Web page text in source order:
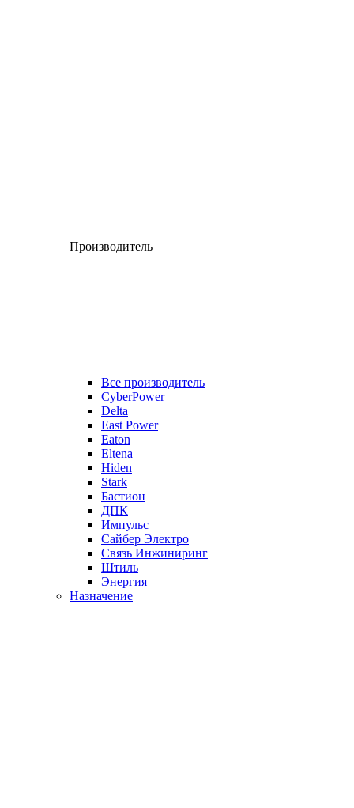
Производитель
Все производитель
CyberPower
Delta
East Power
Eaton
Eltena
Hiden
Stark
Бастион
ДПК
Импульс
Сайбер Электро
Связь Инжиниринг
Штиль
Энергия
Назначение